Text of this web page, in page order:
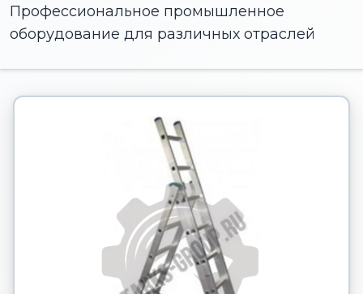
Профессиональное промышленное
оборудование для различных отраслей